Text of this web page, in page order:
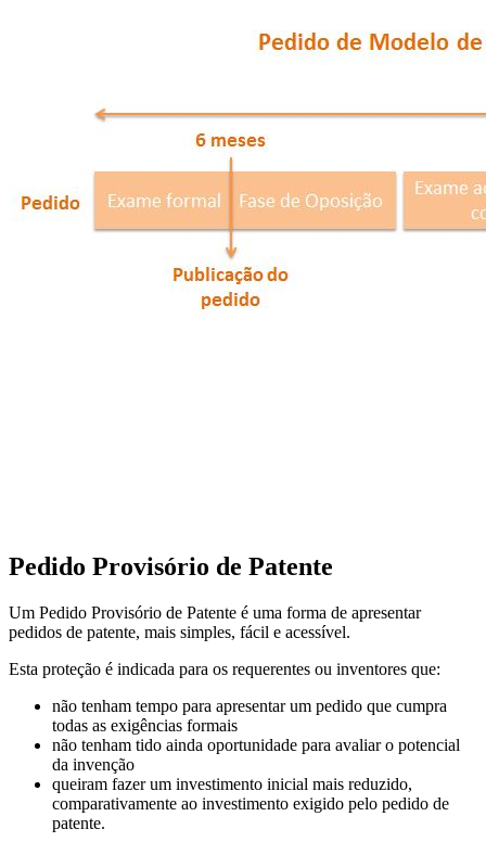
Pedido Provisório de Patente
Um Pedido Provisório de Patente é uma forma de apresentar
pedidos de patente, mais simples, fácil e acessível.
Esta proteção é indicada para os requerentes ou inventores que:
não tenham tempo para apresentar um pedido que cumpra
todas as exigências formais
não tenham tido ainda oportunidade para avaliar o potencial
da invenção
queiram fazer um investimento inicial mais reduzido,
comparativamente ao investimento exigido pelo pedido de
patente.